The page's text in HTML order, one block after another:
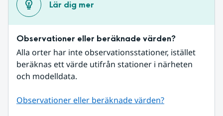
Lär dig mer
Observationer eller beräknade värden?
Alla orter har inte observationsstationer, istället
beräknas ett värde utifrån stationer i närheten
och modelldata.
Observationer eller beräknade värden?